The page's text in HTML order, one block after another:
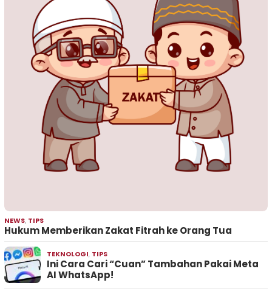
NEWS, TIPS
Hukum Memberikan Zakat Fitrah ke Orang Tua
TEKNOLOGI, TIPS
Ini Cara Cari “Cuan” Tambahan Pakai Meta
AI WhatsApp!